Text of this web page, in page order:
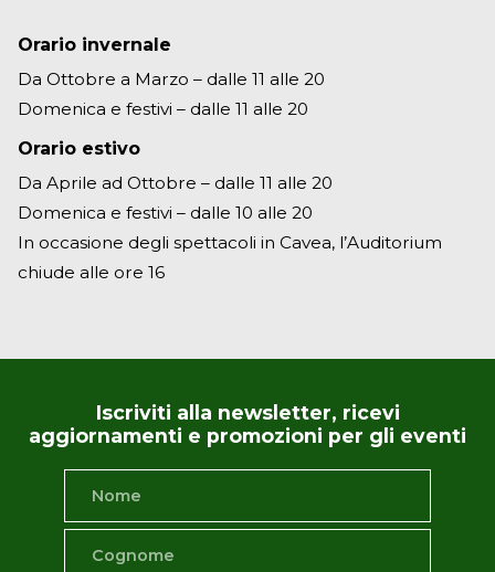
Orario invernale
Da Ottobre a Marzo – dalle 11 alle 20
Domenica e festivi – dalle 11 alle 20
Orario estivo
Da Aprile ad Ottobre – dalle 11 alle 20
Domenica e festivi – dalle 10 alle 20
In occasione degli spettacoli in Cavea, l’Auditorium
chiude alle ore 16
Iscriviti alla newsletter, ricevi
aggiornamenti e promozioni per gli eventi